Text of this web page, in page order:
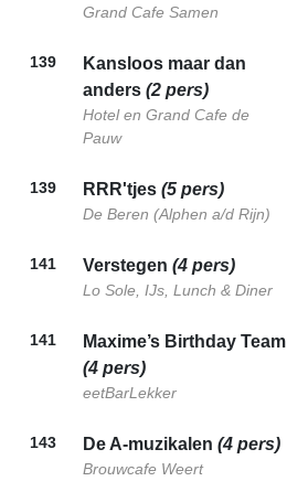
Grand Cafe Samen
139
Kansloos maar dan
anders (2 pers)
Hotel en Grand Cafe de
Pauw
139 RRR'tjes (5 pers)
De Beren (Alphen a/d Rijn)
141 Verstegen (4 pers)
Lo Sole, IJs, Lunch & Diner
141
Maxime’s Birthday Team
(4 pers)
eetBarLekker
143 De A-muzikalen (4 pers)
Brouwcafe Weert